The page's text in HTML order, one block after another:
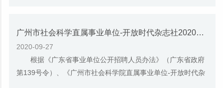
广州市社会科学直属事业单位-开放时代杂志社2020年第一次公开招聘拟录用人员公示
2020-09-27
根据《广东省事业单位公开招聘人员办法》（广东省政府
第139号令）、《广州市社会科学院直属事业单位-开放时代杂